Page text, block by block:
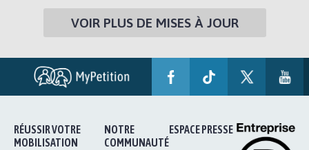
VOIR PLUS DE MISES À JOUR
RÉUSSIR VOTRE
MOBILISATION
NOTRE
COMMUNAUTÉ
ESPACE PRESSE